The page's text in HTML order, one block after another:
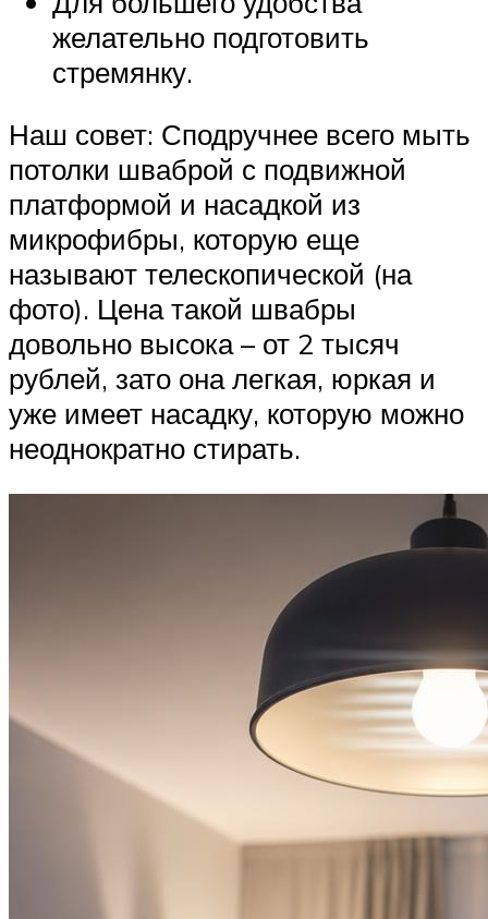
желательно подготовить
стремянку.
Наш совет: Сподручнее всего мыть
потолки шваброй с подвижной
платформой и насадкой из
микрофибры, которую еще
называют телескопической (на
фото). Цена такой швабры
довольно высока – от 2 тысяч
рублей, зато она легкая, юркая и
уже имеет насадку, которую можно
неоднократно стирать.